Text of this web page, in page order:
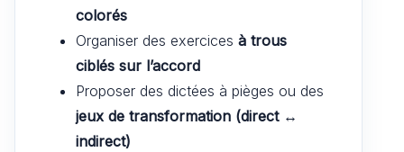
colorés
Organiser des exercices à trous
ciblés sur l’accord
Proposer des dictées à pièges ou des
jeux de transformation (direct ↔
indirect)